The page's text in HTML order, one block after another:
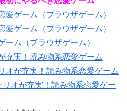
愛ゲーム（ブラウザゲーム）
ゲーム（ブラウザゲーム）
ム（ブラウザゲーム）
充実！読み物系恋愛ゲーム
オが充実！読み物系恋愛ゲーム
オが充実！読み物系恋愛ゲー